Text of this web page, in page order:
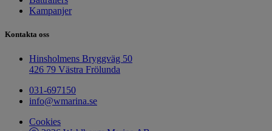
Kampanjer
Kontakta oss
Hinsholmens Bryggväg 50
426 79 Västra Frölunda
031-697150
info@wmarina.se
Cookies